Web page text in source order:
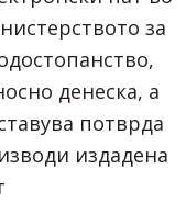
за
денеска, а
потврда
издадена